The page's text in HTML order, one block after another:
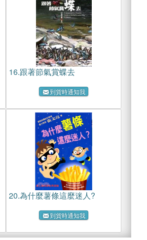
16.跟著節氣賞蝶去
到貨時通知我
20.為什麼薯條這麼迷人?
到貨時通知我